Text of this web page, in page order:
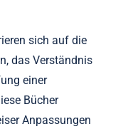
sich auf die
das Verständnis
einer
Bücher
Anpassungen